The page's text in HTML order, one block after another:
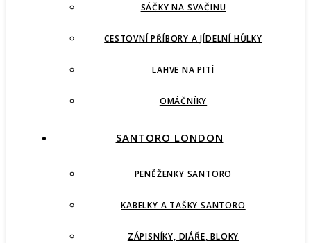
SÁČKY NA SVAČINU
CESTOVNÍ PŘÍBORY A JÍDELNÍ HŮLKY
LAHVE NA PITÍ
OMÁČNÍKY
SANTORO LONDON
PENĚŽENKY SANTORO
KABELKY A TAŠKY SANTORO
ZÁPISNÍKY, DIÁŘE, BLOKY